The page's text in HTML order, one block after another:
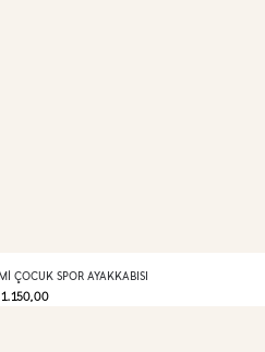
ÇOCUK SPOR AYAKKABISI
1.150,00